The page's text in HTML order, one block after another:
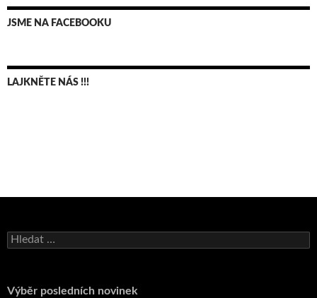
JSME NA FACEBOOKU
LAJKNĚTE NÁS !!!
Vyhledávání
Výběr posledních novinek
Bruno Belan se radoval z triumfu na domácí dráze!
Andy Appleton obhájil dlouhodrážní titul!
Pražský přebor neskrblil překvapeními!